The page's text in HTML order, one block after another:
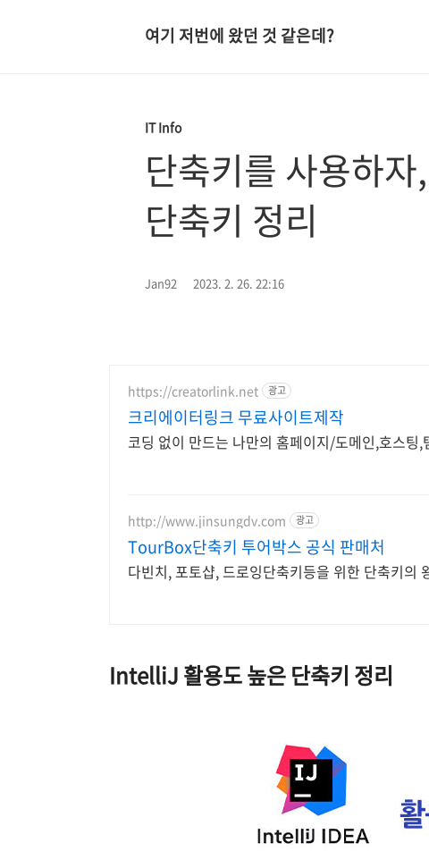
여기 저번에 왔던 것 같은데?
IT Info
단축키를 사용하
단축키 정리
Jan92 2023. 2. 26. 22:16
https://creatorlink.net 광고
크리에이터링크 무료사이트제작
코딩 없이 만드는 나만의 홈페이지/도메인,호스팅,
http://www.jinsungdv.com 광고
TourBox단축키 투어박스 공식 판매처
다빈치, 포토샵, 드로잉단축키등을 위한 단축키의
IntelliJ 활용도 높은 단축키 정리